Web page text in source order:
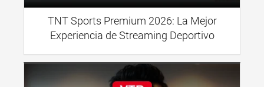
TNT Sports Premium 2026: La Mejor
Experiencia de Streaming Deportivo